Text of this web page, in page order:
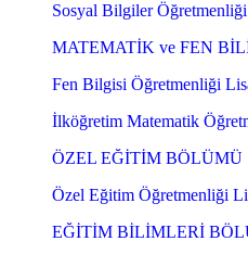
Sosyal Bilgiler Öğretmenliği
MATEMATİK ve FEN
Fen Bilgisi Öğretmenliği
İlköğretim Matematik
ÖZEL EĞİTİM BÖLÜMÜ
Özel Eğitim Öğretmenliği
EĞİTİM BİLİMLERİ